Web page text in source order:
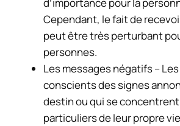
Cependant, le fait de
peut être très perturbant
personnes.
Les messages négatifs –
conscients des signes
destin ou qui se
particuliers de leur propre